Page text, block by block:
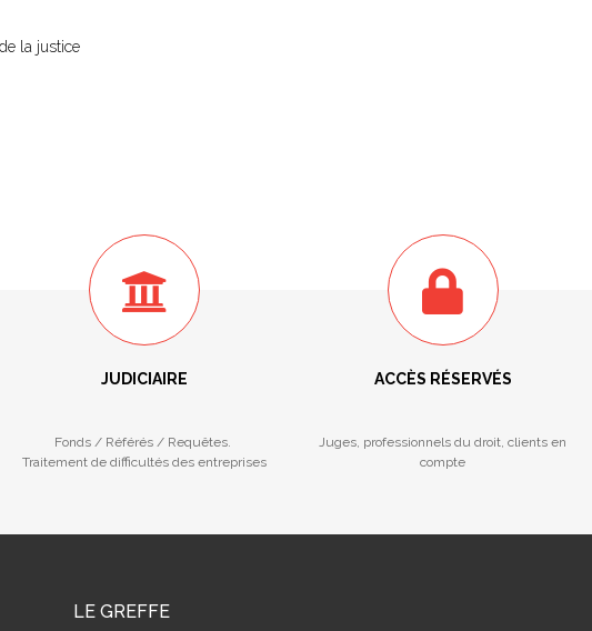
la justice
JUDICIAIRE
Fonds / Référés / Requêtes.
Traitement de difficultés des entreprises
ACCÈS RÉSERVÉS
Juges, professionnels du droit, clients en
compte
LE GREFFE